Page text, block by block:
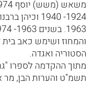
הסטוריה ואגדה.
מתוך ההקדמה לספרו
תשמ"ט והערות הבן,